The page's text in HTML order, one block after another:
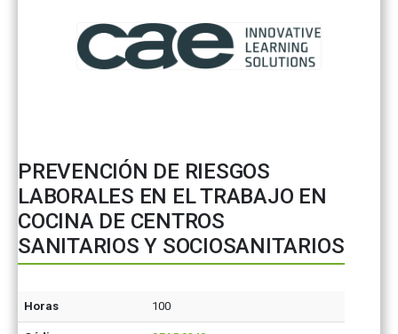
PREVENCIÓN DE RIESGOS
LABORALES EN EL TRABAJO EN
COCINA DE CENTROS
SANITARIOS Y SOCIOSANITARIOS
Horas 100